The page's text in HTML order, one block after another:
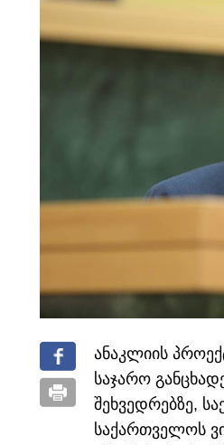
ანაკლიის
საჯარო
შეხვედრებზე,
საქართველოს